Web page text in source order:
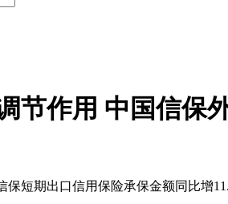
节作用 中国信保
保短期出口信用保险承保金额同比增